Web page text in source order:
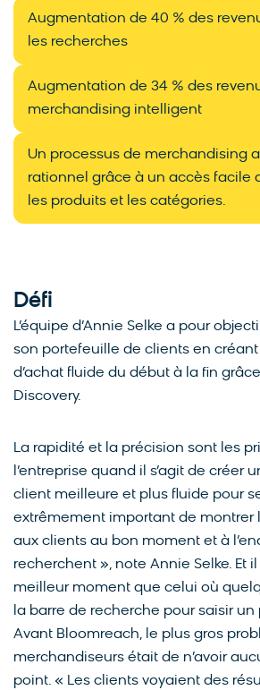
Augmentation de 40 % des
les recherches
Augmentation de 34 % des
merchandising intelligent
Un processus de merchandising
rationnel grâce à un accès facile
les produits et les catégories.
Défi
L’équipe d’Annie Selke a pour
son portefeuille de clients en
d’achat fluide du début à la fin
Discovery.
La rapidité et la précision sont les
l’entreprise quand il s’agit de créer
client meilleure et plus fluide pour
extrêmement important de montrer
aux clients au bon moment et à
recherchent », note Annie Selke. Et il
meilleur moment que celui où
la barre de recherche pour saisir un
Avant Bloomreach, le plus gros
merchandiseurs était de n’avoir
point. « Les clients voyaient des